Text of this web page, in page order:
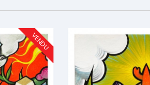
VENDU